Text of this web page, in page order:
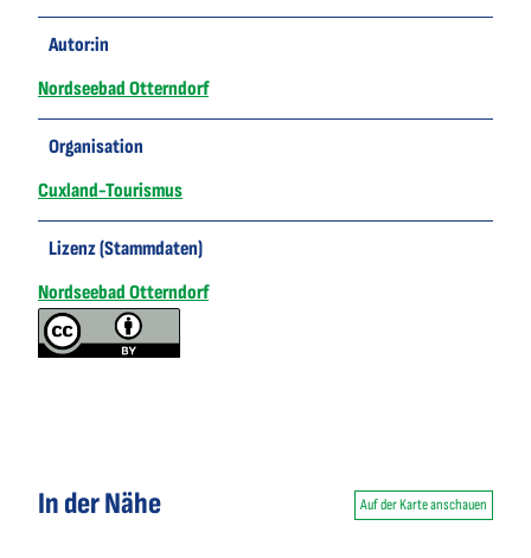
Autor:in
Nordseebad Otterndorf
Organisation
Cuxland-Tourismus
Lizenz (Stammdaten)
Nordseebad Otterndorf
In der Nähe Auf der Karte anschauen